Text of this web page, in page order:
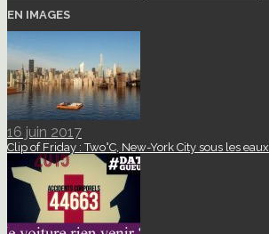
EN IMAGES
16 juin 2017
Clip of Friday : Two°C, New-York City sous les eaux.